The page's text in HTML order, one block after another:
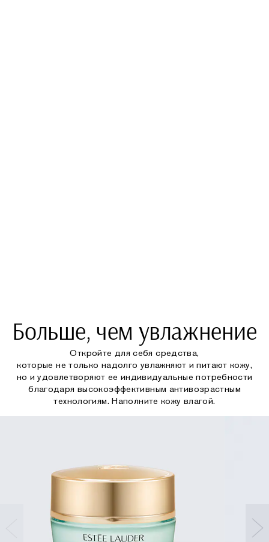
Больше, чем увлажнение
Откройте для себя средства,
которые не только надолго увлажняют и питают кожу,
но и удовлетворяют ее индивидуальные потребности
благодаря высокоэффективным антивозрастным
технологиям. Наполните кожу влагой.